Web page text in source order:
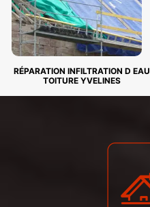
RÉPARATION INFILTRATION D EAU
TOITURE YVELINES